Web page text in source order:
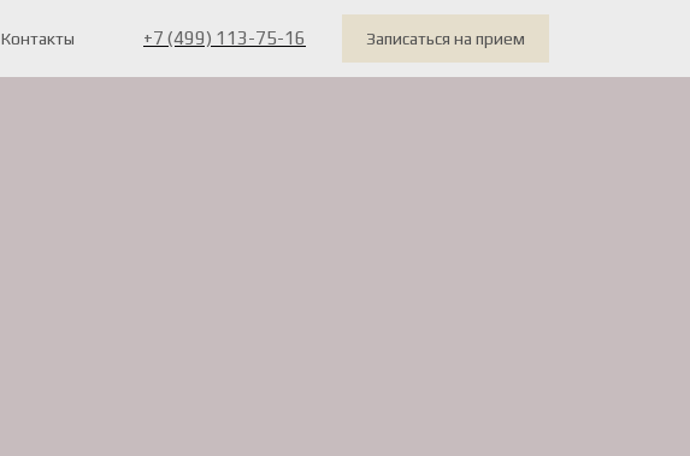
Контакты +7 (499) 113-75-16 Записаться на прием